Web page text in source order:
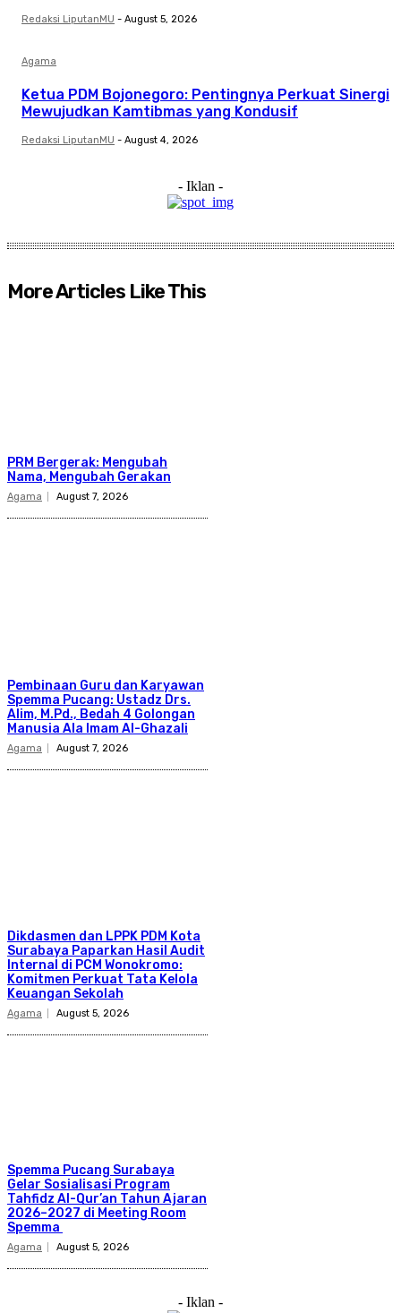
Redaksi LiputanMU - August 5, 2026
Agama
Ketua PDM Bojonegoro: Pentingnya Perkuat Sinergi
Mewujudkan Kamtibmas yang Kondusif
Redaksi LiputanMU - August 4, 2026
- Iklan -
More Articles Like This
PRM Bergerak: Mengubah
Nama, Mengubah Gerakan
Agama August 7, 2026
Pembinaan Guru dan Karyawan
Spemma Pucang: Ustadz Drs.
Alim, M.Pd., Bedah 4 Golongan
Manusia Ala Imam Al-Ghazali
Agama August 7, 2026
Dikdasmen dan LPPK PDM Kota
Surabaya Paparkan Hasil Audit
Internal di PCM Wonokromo:
Komitmen Perkuat Tata Kelola
Keuangan Sekolah
Agama August 5, 2026
Spemma Pucang Surabaya
Gelar Sosialisasi Program
Tahfidz Al-Qur’an Tahun Ajaran
2026–2027 di Meeting Room
Spemma
Agama August 5, 2026
- Iklan -